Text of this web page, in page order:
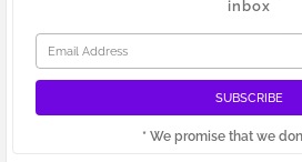
inbox
* We promise that we